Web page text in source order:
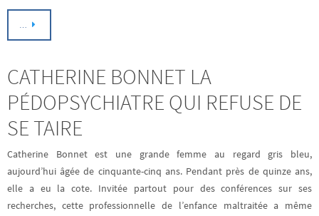
…
CATHERINE BONNET LA
PÉDOPSYCHIATRE QUI REFUSE DE
SE TAIRE
Catherine Bonnet est une grande femme au regard gris bleu,
aujourd’hui âgée de cinquante-cinq ans. Pendant près de quinze ans,
elle a eu la cote. Invitée partout pour des conférences sur ses
recherches, cette professionnelle de l’enfance maltraitée a même